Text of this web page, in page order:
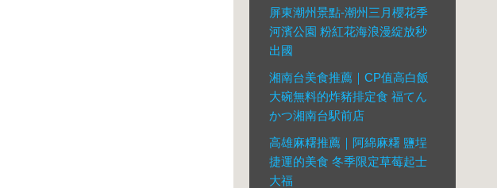
屏東潮州景點-潮州三月櫻花季
河濱公園 粉紅花海浪漫綻放秒
出國
湘南台美食推薦｜CP值高白飯
大碗無料的炸豬排定食 福てん
かつ湘南台駅前店
高雄麻糬推薦｜阿綿麻糬 鹽埕
捷運的美食 冬季限定草莓起士
大福